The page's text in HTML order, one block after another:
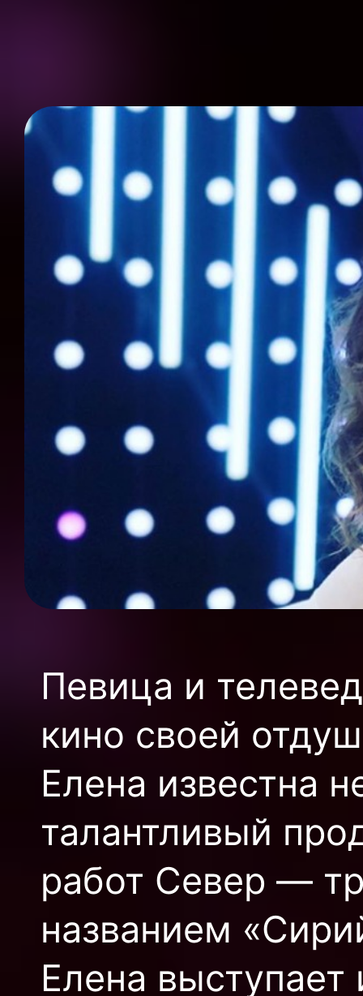
Певица и
кино своей
Елена известна
талантливый
работ Север —
названием
Елена выступает